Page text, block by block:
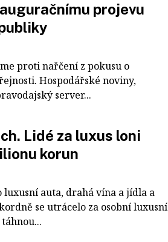
projevu
proti nařčení z pokusu o
Hospodářské noviny,
server...
Lidé za luxus loni
korun
luxusní auta, drahá vína a jídla a
se utrácelo za osobní luxusní